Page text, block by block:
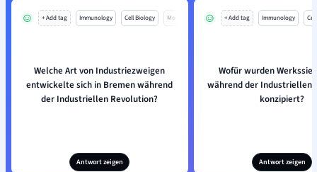
+ Add tag Immunology Cell Biology Mo
Welche Art von Industriezweigen
entwickelte sich in Bremen während
der Industriellen Revolution?
Antwort zeigen
+ Add tag Immunology
Wofür wurden
während der Industriellen
konzipiert?
Antwort zeigen